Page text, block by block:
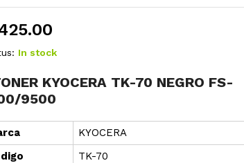
In stock
KYOCERA TK-70 NEGRO FS-
9500
KYOCERA
igo
TK-70